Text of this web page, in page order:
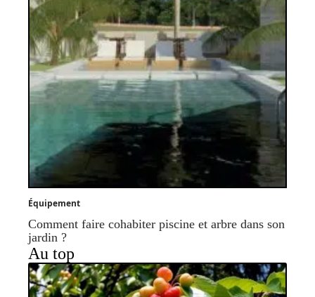
Équipement
Comment faire cohabiter piscine et arbre dans son
jardin ?
Au top